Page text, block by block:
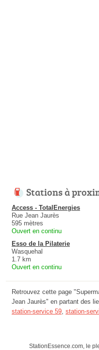
Stations à
Access - TotalEnergies
Rue Jean Jaurès
595 mètres
Ouvert en continu
Esso de la Pilaterie
Wasquehal
1.7 km
Ouvert en continu
Retrouvez cette page
Jean Jaurès" en partant des
station-service 59 station-
StationEssence.com, le